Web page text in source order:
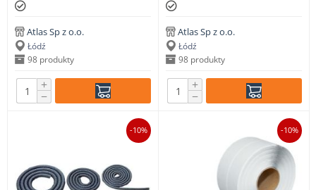
Atlas Sp z o.o.
Łódź
98 produkty
+
−
Atlas Sp z o.o.
Łódź
98 produkty
+
−
-10% -10%